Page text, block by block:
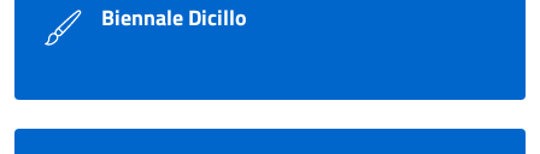
Biennale Dicillo